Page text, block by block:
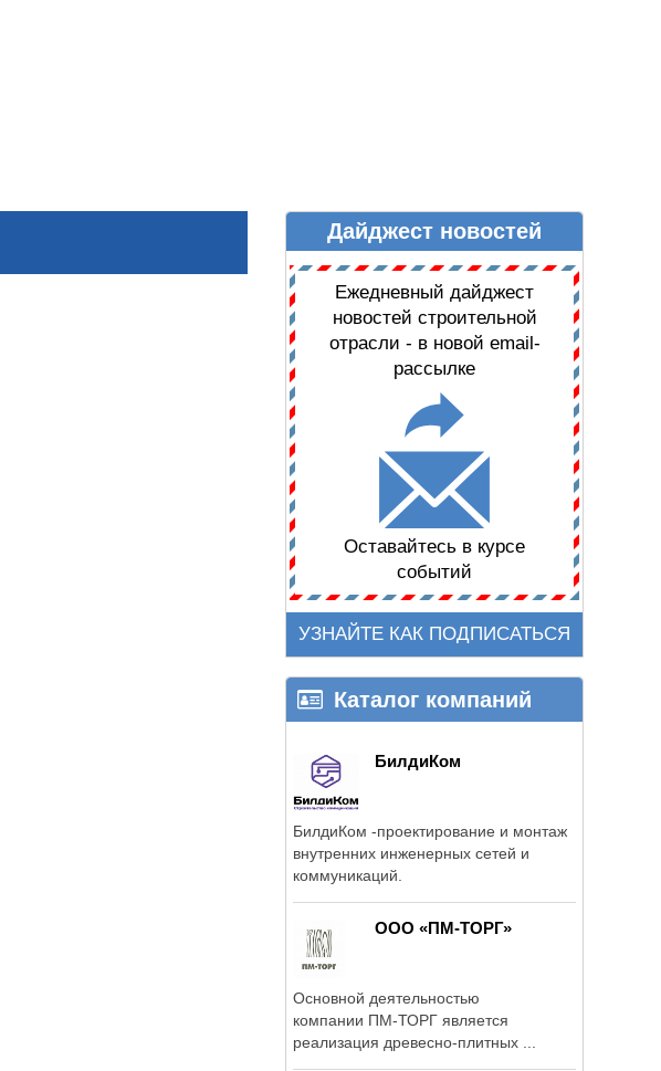
ДАЙДЖЕСТ НОВОСТЕЙДайджест новостей
Ежедневный дайджест
новостей строительной
отрасли - в новой email-
рассылке
Оставайтесь в курсе
событий
УЗНАЙТЕ КАК ПОДПИСАТЬСЯ
Каталог компаний
БилдиКом
БилдиКом -проектирование и монтаж
внутренних инженерных сетей и
коммуникаций.
ООО «ПМ-ТОРГ»
Основной деятельностью
компании ПМ-ТОРГ является
реализация древесно-плитных ...